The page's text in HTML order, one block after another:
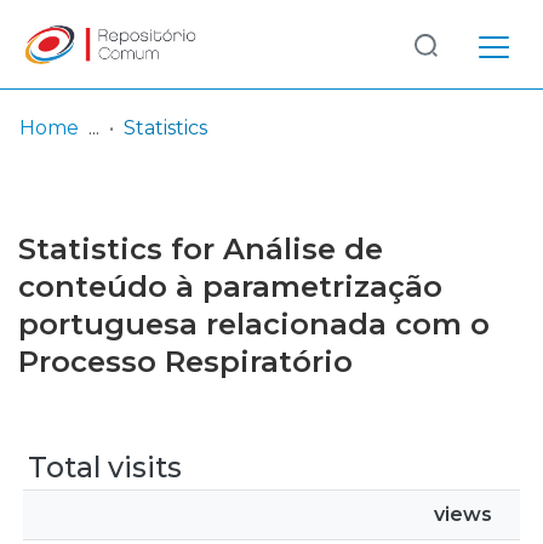
Browse repository
Entities
Log
In
(current)
Home Statistics
Statistics for Análise de
conteúdo à parametrização
portuguesa relacionada com o
Processo Respiratório
Total visits
views